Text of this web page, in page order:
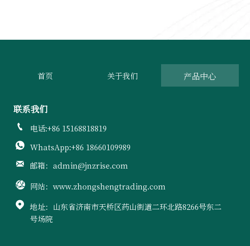
首页 关于我们 产品中心
联系我们
 电话:+86 15168818819
 WhatsApp:+86 18660109989
 邮箱：admin@jnzrise.com
 网站：www.zhongshengtrading.com
 地址：山东省济南市天桥区药山街道二环北路8266号东二
号场院